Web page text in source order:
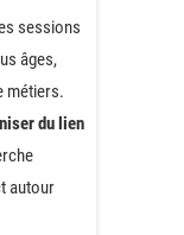
sessions
âges,
métiers.
du lien
autour